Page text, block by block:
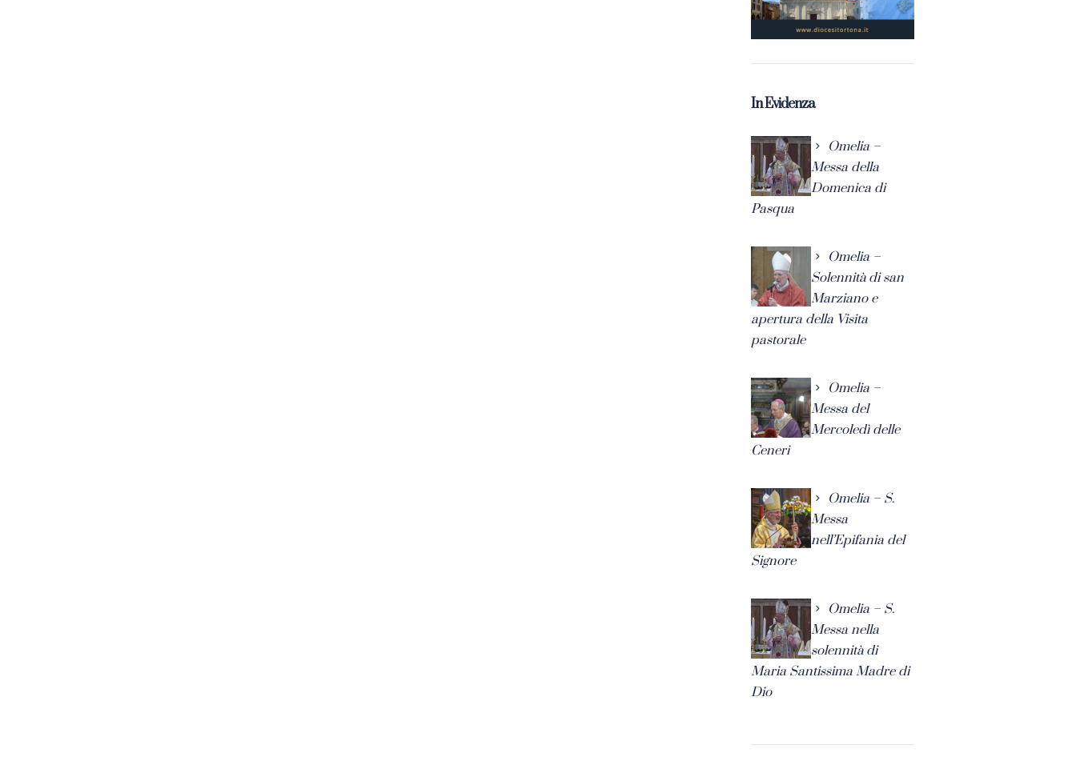
In Evidenza
Omelia –
Messa della
Domenica di
Pasqua
Omelia –
Solennità di san
Marziano e
apertura della Visita
pastorale
Omelia –
Messa del
Mercoledì delle
Ceneri
Omelia – S.
Messa
nell’Epifania del
Signore
Omelia – S.
Messa nella
solennità di
Maria Santissima Madre di
Dio